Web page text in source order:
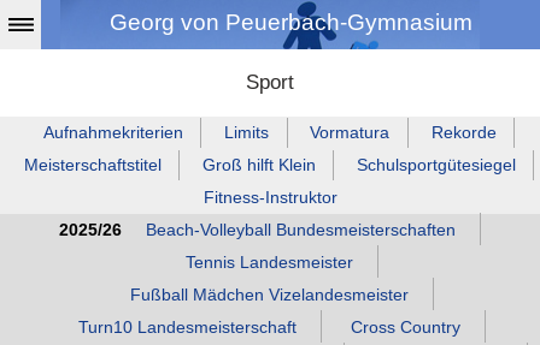
Georg von Peuerbach-Gymnasium
Sport
Aufnahmekriterien Limits Vormatura
Rekorde
Meisterschaftstitel
Groß hilft Klein
Schulsportgütesiegel
Fitness‑Instruktor
2025/26
Beach‑Volleyball Bundesmeisterschaften
Tennis Landesmeister
Fußball Mädchen Vizelandesmeister
Turn10 Landesmeisterschaft
Cross Country